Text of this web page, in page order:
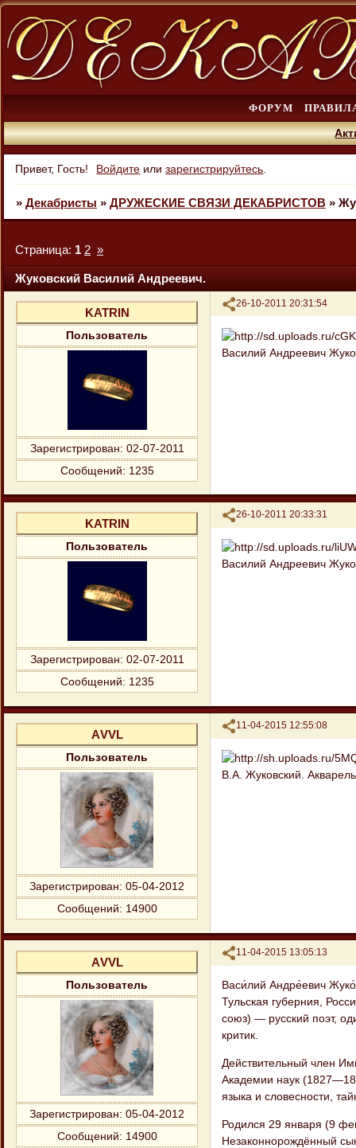
ФОРУМ
Привет, Гость! Войдите илизарегистрируйтесь
» Декабристы » ДРУЖЕСКИЕ СВЯЗИ ДЕКАБРИСТОВ »
Жуковский Василий Андреевич.
Страница: 1 2 »
Поделиться
26-10-2011 20:31:54
KATRIN
Пользователь
Зарегистрирован: 02-07-2011
Сообщений: 1235
Василий Андреевич
Поделиться
26-10-2011 20:33:31
KATRIN
Пользователь
Зарегистрирован: 02-07-2011
Сообщений: 1235
Василий Андреевич
Поделиться
11-04-2015 12:55:08
АVVL
Пользователь
Зарегистрирован: 05-04-2012
Сообщений: 14900
В.А. Жуковский.
Поделиться
11-04-2015 13:05:13
АVVL
Пользователь
Зарегистрирован: 05-04-2012
Сообщений: 14900
Васи́лий Андре́евич
Тульская губерния,
союз) — русский поэт,
критик.
Действительный член
Академии наук
языка и словесности,
Родился 29 января (9
Незаконнорождённый